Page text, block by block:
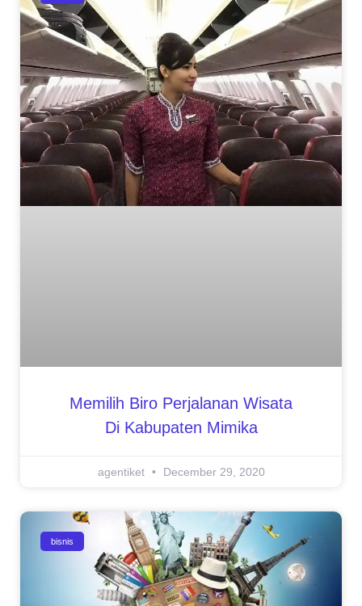
Memilih Biro Perjalanan Wisata
Di Kabupaten Mimika
agentiket December 29, 2020
bisnis